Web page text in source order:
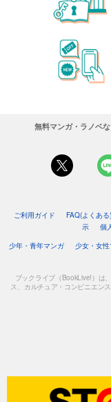
無料マンガ・ラノベ
ご利用ガイド FAQ(よくあ
示
個
少年・青年マンガ
少女・女
ブックライブ（BookLive!）は
ス、カルチュア・コンビニエン